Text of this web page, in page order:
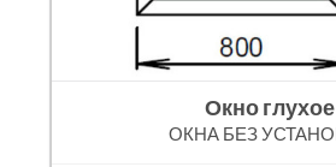
Окно глухое
ОКНА БЕЗ